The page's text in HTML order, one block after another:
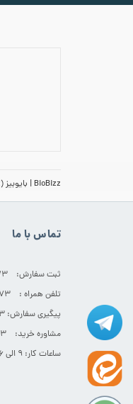
BioBizz بایوبیز (BioBizz)
تماس با ما
ثبت سفارش: 09023933773 (۲۴ ساعته)
تلفن همراه : 09023933773
پیگیری سفارش: 09023933773 (۱۰ تا ۱۶)
مشاوره خرید: 09023933773
ساعات کار: ۹ الی ۱۶ بجز تعطیلات